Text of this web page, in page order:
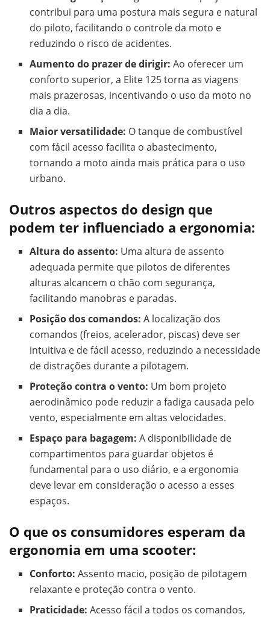
contribui para uma postura mais segura e natural
do piloto, facilitando o controle da moto e
reduzindo o risco de acidentes.
Aumento do prazer de dirigir: Ao oferecer um
conforto superior, a Elite 125 torna as viagens
mais prazerosas, incentivando o uso da moto no
dia a dia.
Maior versatilidade: O tanque de combustível
com fácil acesso facilita o abastecimento,
tornando a moto ainda mais prática para o uso
urbano.
Outros aspectos do design que
podem ter influenciado a ergonomia:
Altura do assento: Uma altura de assento
adequada permite que pilotos de diferentes
alturas alcancem o chão com segurança,
facilitando manobras e paradas.
Posição dos comandos: A localização dos
comandos (freios, acelerador, piscas) deve ser
intuitiva e de fácil acesso, reduzindo a necessidade
de distrações durante a pilotagem.
Proteção contra o vento: Um bom projeto
aerodinâmico pode reduzir a fadiga causada pelo
vento, especialmente em altas velocidades.
Espaço para bagagem: A disponibilidade de
compartimentos para guardar objetos é
fundamental para o uso diário, e a ergonomia
deve levar em consideração o acesso a esses
espaços.
O que os consumidores esperam da
ergonomia em uma scooter:
Conforto: Assento macio, posição de pilotagem
relaxante e proteção contra o vento.
Praticidade: Acesso fácil a todos os comandos,